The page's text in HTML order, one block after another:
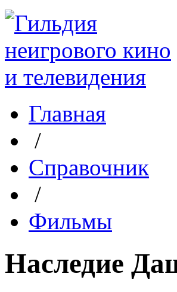
Главная
/
Справочник
/
Фильмы
Наследие